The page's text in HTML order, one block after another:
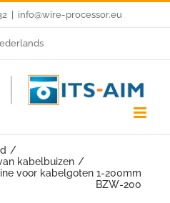
info@wire-processor.eu
kabelbuizen
voor kabelgoten 1-200mm
BZW-200